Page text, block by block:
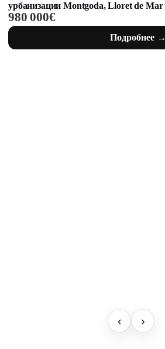
урбанизации Montgoda, Lloret de Mar
980 000€
Подробнее →
‹ ›